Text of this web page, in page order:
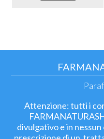
Attenzione: tutti i
divulgativo e in